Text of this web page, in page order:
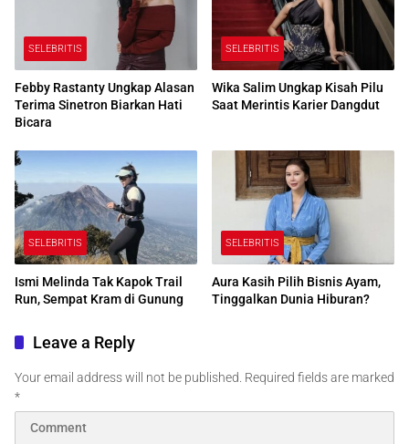
SELEBRITIS
Febby Rastanty Ungkap Alasan
Terima Sinetron Biarkan Hati
Bicara
SELEBRITIS
Wika Salim Ungkap Kisah Pilu
Saat Merintis Karier Dangdut
SELEBRITIS
Ismi Melinda Tak Kapok Trail
Run, Sempat Kram di Gunung
SELEBRITIS
Aura Kasih Pilih Bisnis Ayam,
Tinggalkan Dunia Hiburan?
Leave a Reply
Your email address will not be published. Required fields are marked
*